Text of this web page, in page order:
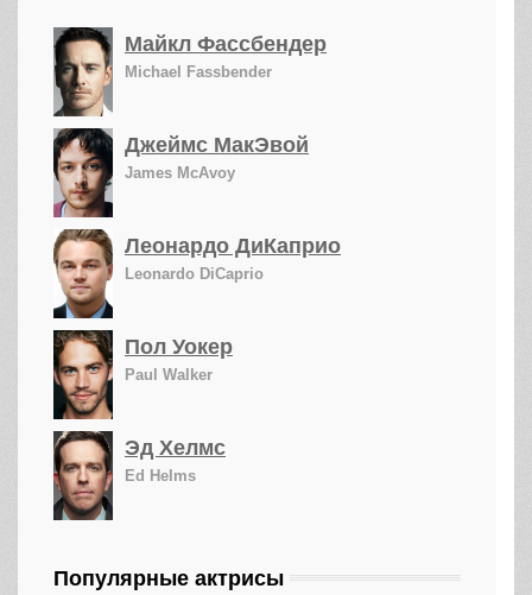
Майкл Фассбендер
Michael Fassbender
Джеймс МакЭвой
James McAvoy
Леонардо ДиКаприо
Leonardo DiCaprio
Пол Уокер
Paul Walker
Эд Хелмс
Ed Helms
Популярные актрисы